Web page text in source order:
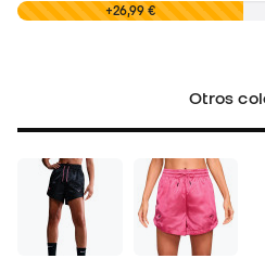
0,00 € +26,99 €
Otros